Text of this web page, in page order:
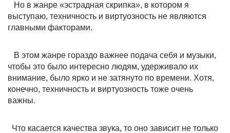
Но в жанре «эстрадная скрипка», в котором я
выступаю, техничность и виртуозность не являются
главными факторами.
В этом жанре гораздо важнее подача себя и музыки,
чтобы это было интересно людям, удерживало их
внимание, было ярко и не затянуто по времени. Хотя,
конечно, техничность и виртуозность тоже очень
важны.
Что касается качества звука, то оно зависит не только